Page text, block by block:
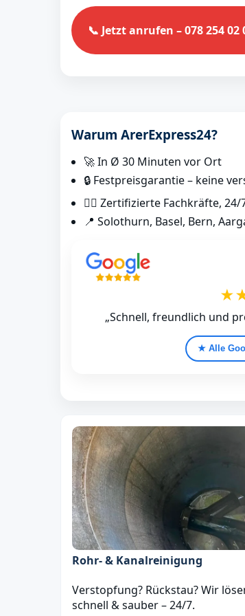
📞 Jetzt anrufen – 078 254 02
Warum ArerExpress24?
🚀 In Ø 30 Minuten vor Ort
🔒 Festpreisgarantie – keine
👷‍♂️ Zertifizierte Fachkräfte,
📍 Solothurn, Basel, Bern,
„Schnell, freundlich und
★ Alle
Rohr- & Kanalreinigung
Verstopfung? Rückstau? Wir
schnell & sauber – 24/7.